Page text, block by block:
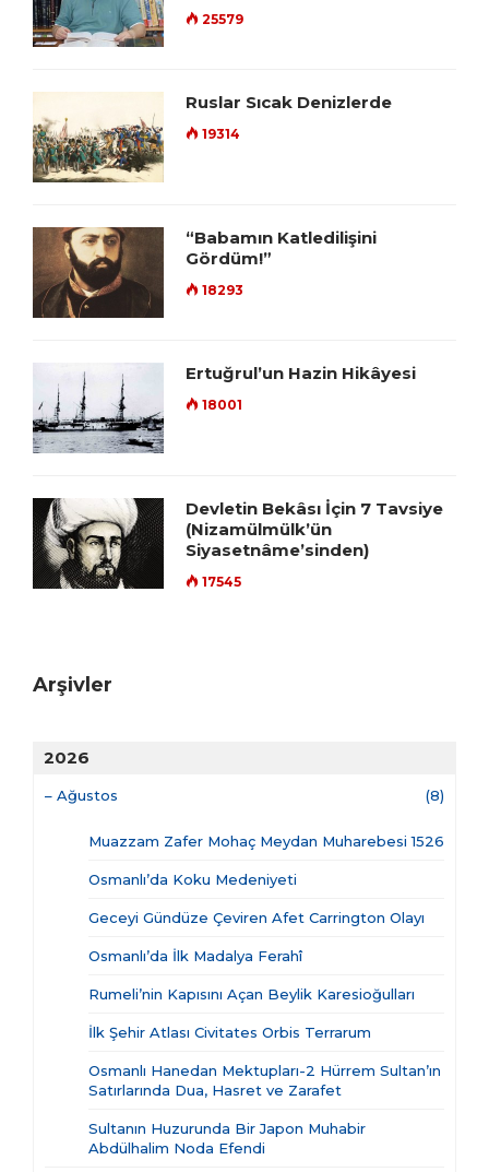
25579
Ruslar Sıcak Denizlerde
19314
“Babamın Katledilişini
Gördüm!”
18293
Ertuğrul’un Hazin Hikâyesi
18001
Devletin Bekâsı İçin 7 Tavsiye
(Nizamülmülk’ün
Siyasetnâme’sinden)
17545
Arşivler
2026
– Ağustos (8)
Muazzam Zafer Mohaç Meydan Muharebesi 1526
Osmanlı’da Koku Medeniyeti
Geceyi Gündüze Çeviren Afet Carrington Olayı
Osmanlı’da İlk Madalya Ferahî
Rumeli’nin Kapısını Açan Beylik Karesioğulları
İlk Şehir Atlası Civitates Orbis Terrarum
Osmanlı Hanedan Mektupları-2 Hürrem Sultan’ın
Satırlarında Dua, Hasret ve Zarafet
Sultanın Huzurunda Bir Japon Muhabir
Abdülhalim Noda Efendi